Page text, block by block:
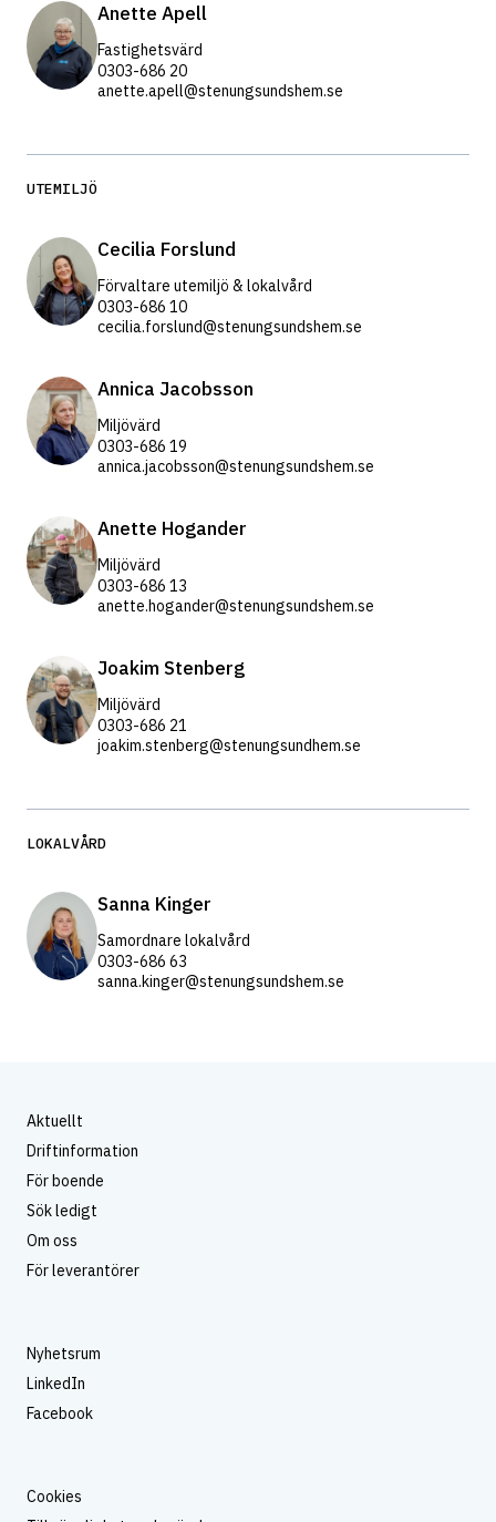
Anette Apell
Fastighetsvärd
0303-686 20
anette.apell@stenungsundshem.se
UTEMILJÖ
Cecilia Forslund
Förvaltare utemiljö & lokalvård
0303-686 10
cecilia.forslund@stenungsundshem.se
Annica Jacobsson
Miljövärd
0303-686 19
annica.jacobsson@stenungsundshem.se
Anette Hogander
Miljövärd
0303-686 13
anette.hogander@stenungsundshem.se
Joakim Stenberg
Miljövärd
0303-686 21
joakim.stenberg@stenungsundhem.se
LOKALVÅRD
Sanna Kinger
Samordnare lokalvård
0303-686 63
sanna.kinger@stenungsundshem.se
Aktuellt
Driftinformation
För boende
Sök ledigt
Om oss
För leverantörer
Nyhetsrum
LinkedIn
Facebook
Cookies